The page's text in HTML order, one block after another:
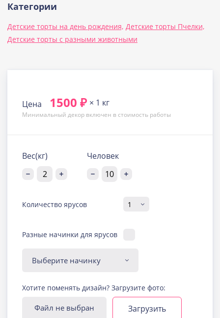
Категории
Детские торты на день рождения, Детские торты Пчелки,
Детские торты с разными животными
Цена 1500 ₽ × 1 кг
Минимальный декор включен в стоимость работы
Вес(кг) Человек
Количество ярусов
Разные начинки для ярусов
Диабетическая-
безглютеновая начинка
Узнать подробнее о начинке
Йогуртовая с ягодами
Хотите поменять дизайн? Загрузите фото:
Файл не выбран Загрузить